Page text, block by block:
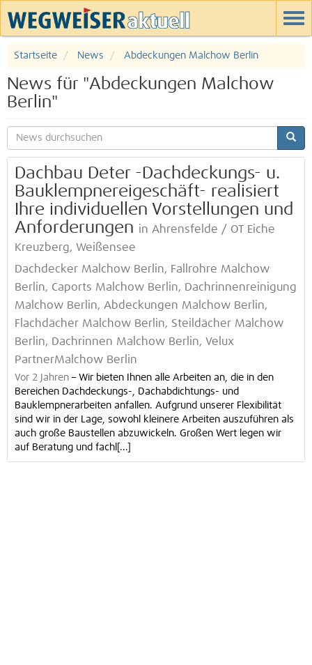
Startseite News Abdeckungen Malchow Berlin
News für "Abdeckungen Malchow
Berlin"
Dachbau Deter -Dachdeckungs- u.
Bauklempnereigeschäft- realisiert
Ihre individuellen Vorstellungen und
Anforderungen in Ahrensfelde / OT Eiche
Kreuzberg, Weißensee
Dachdecker Malchow Berlin, Fallrohre Malchow
Berlin, Caports Malchow Berlin, Dachrinnenreinigung
Malchow Berlin, Abdeckungen Malchow Berlin,
Flachdächer Malchow Berlin, Steildächer Malchow
Berlin, Dachrinnen Malchow Berlin, Velux
PartnerMalchow Berlin
Vor 2 Jahren – Wir bieten Ihnen alle Arbeiten an, die in den
Bereichen Dachdeckungs-, Dachabdichtungs- und
Bauklempnerarbeiten anfallen. Aufgrund unserer Flexibilität
sind wir in der Lage, sowohl kleinere Arbeiten auszuführen als
auch große Baustellen abzuwickeln. Großen Wert legen wir
auf Beratung und fachl[...]